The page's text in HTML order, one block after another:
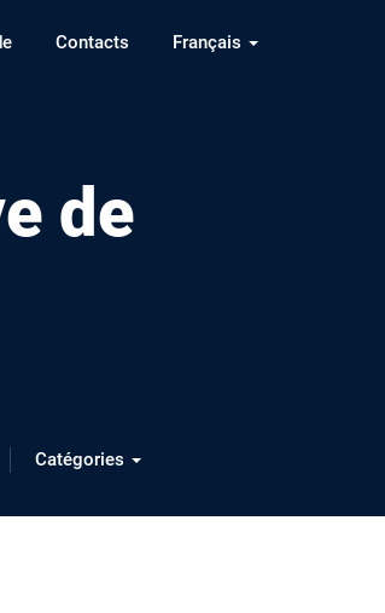
Contacts Français
de
Catégories